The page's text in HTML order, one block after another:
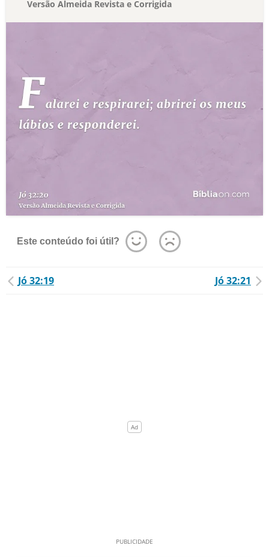
Versão Almeida Revista e Corrigida
Este conteúdo foi útil?
Jó 32:19 Jó 32:21